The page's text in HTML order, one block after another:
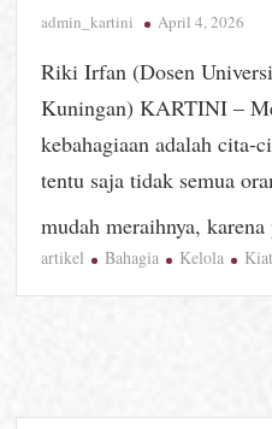
admin_kartini April 4, 2026
Riki Irfan (Dosen
Kuningan) KARTINI –
kebahagiaan adalah cita-
tentu saja tidak semua
mudah meraihnya,
artikel Bahagia Kelola Kiat